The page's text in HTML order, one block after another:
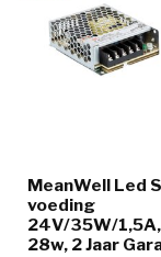
MeanWell Led
voeding
24V/35W/
28w, 2 Jaar